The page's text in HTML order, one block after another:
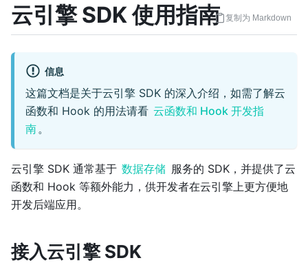
云引擎 SDK 使用指南 复制为 Markdown
信息
这篇文档是关于云引擎 SDK 的深入介绍，如需了解云
函数和 Hook 的用法请看 云函数和 Hook 开发指
南 。
云引擎 SDK 通常基于 数据存储 服务的 SDK，并提供了云
函数和 Hook 等额外能力，供开发者在云引擎上更方便地
开发后端应用。
接入云引擎 SDK